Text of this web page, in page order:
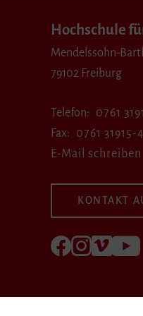
Hochschule
Mendelssohn-
79102 Freiburg
Telefon
0761
Fax
0761 31915-
E-Mail schreiben
KONTAKT
Folgen Sie uns
Folgen